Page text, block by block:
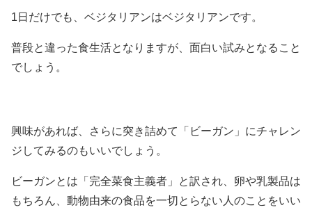
1日だけでも、ベジタリアンはベジタリアンです。
普段と違った食生活となりますが、面白い試みとなること
でしょう。
興味があれば、さらに突き詰めて「ビーガン」にチャレン
ジしてみるのもいいでしょう。
ビーガンとは「完全菜食主義者」と訳され、卵や乳製品は
もちろん、動物由来の食品を一切とらない人のことをいい